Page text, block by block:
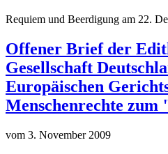
Requiem und Beerdigung am 22.
Offener Brief der
Gesellschaft
Europäischen
Menschenrechte
vom 3. November 2009